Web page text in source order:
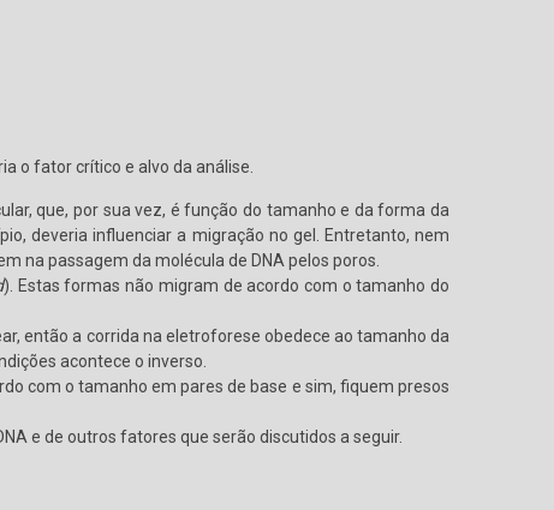
o fator crítico e alvo da análise.
que, por sua vez, é função do tamanho e da forma da
deveria influenciar a migração no gel. Entretanto, nem
na passagem da molécula de DNA pelos poros.
). Estas formas não migram de acordo com o tamanho do
então a corrida na eletroforese obedece ao tamanho da
acontece o inverso.
com o tamanho em pares de base e sim, fiquem presos
e de outros fatores que serão discutidos a seguir.